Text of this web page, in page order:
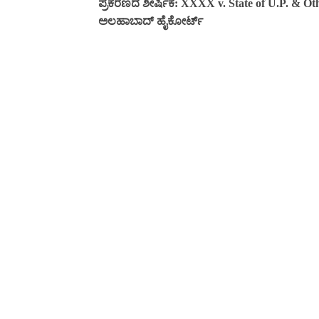
ಪ್ರಕರಣದ ಶೀರ್ಷಿಕೆ: XXXX v. State of U.P. &
ಅಲಹಾಬಾದ್ ಹೈಕೋರ್ಟ್‌